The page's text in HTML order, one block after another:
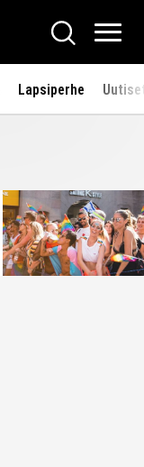
Hae
Lapsiperhe